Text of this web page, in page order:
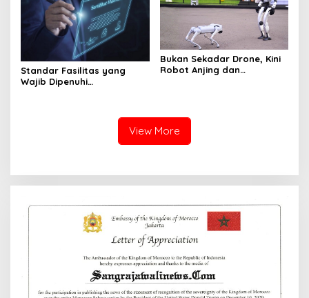
Standar Fasilitas yang
Wajib Dipenuhi
Bukan Sekadar Drone, Kini
Robot Anjing dan
View More